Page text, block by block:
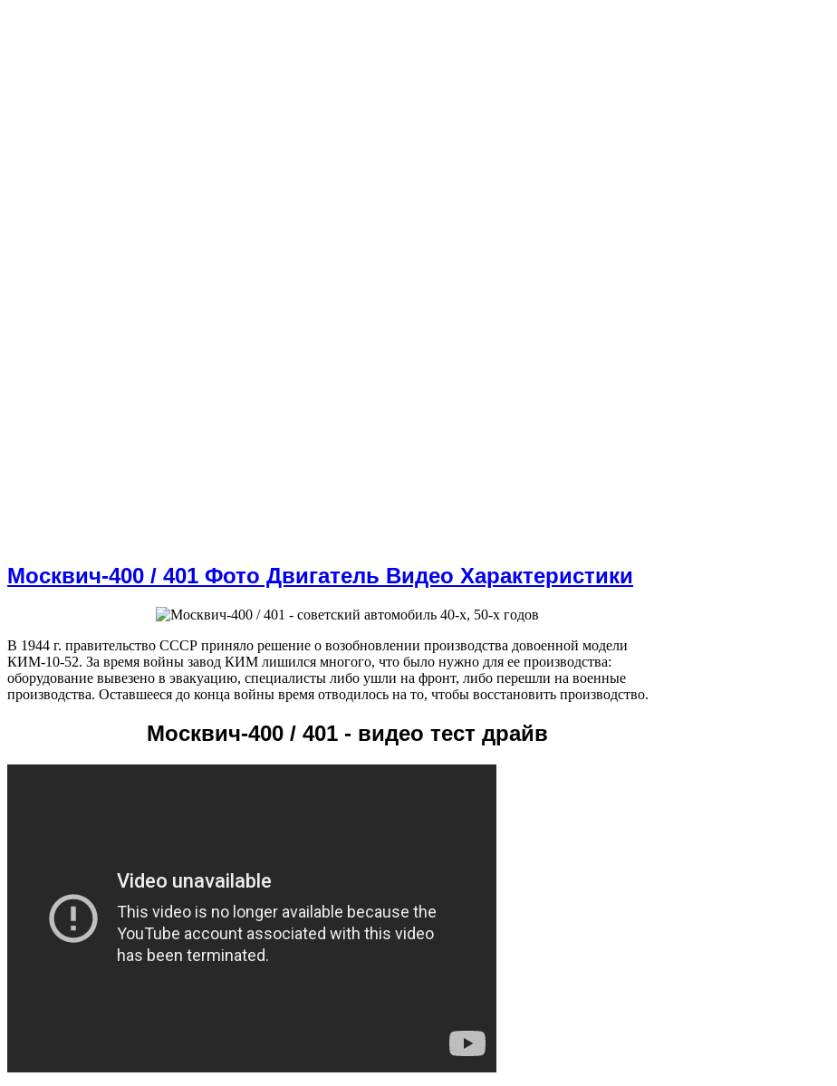
Москвич-400 / 401 Фото Двигатель Видео Характеристики
В 1944 г. правительство СССР приняло решение о возобновлении производства довоенной модели
КИМ-10-52. За время войны завод КИМ лишился многого, что было нужно для ее производства:
оборудование вывезено в эвакуацию, специалисты либо ушли на фронт, либо перешли на военные
производства. Оставшееся до конца войны время отводилось на то, чтобы восстановить производство.
Москвич-400 / 401 - видео тест драйв